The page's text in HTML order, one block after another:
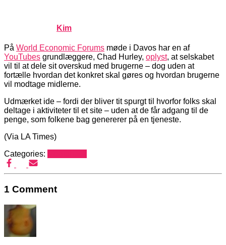
Kim
På World Economic Forums møde i Davos har en af
YouTubes grundlæggere, Chad Hurley, oplyst, at selskabet
vil til at dele sit overskud med brugerne – dog uden at
fortælle hvordan det konkret skal gøres og hvordan brugerne
vil modtage midlerne.
Udmærket ide – fordi der bliver tit spurgt til hvorfor folks skal
deltage i aktiviteter til et site – uden at de får adgang til de
penge, som folkene bag genererer på en tjeneste.
(Via LA Times)
Categories:
1 Comment